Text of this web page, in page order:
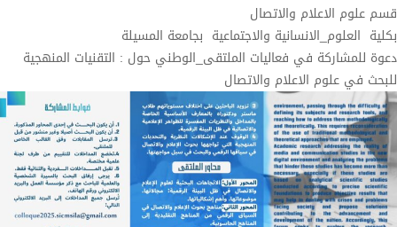
قسم علوم الاعلام والاتصال
بكلية العلوم_الانسانية والاجتماعية بجامعة المسيلة
دعوة للمشاركة في فعاليات الملتقى_الوطني حول : التقنيات المنهجية
للبحث في علوم الاعلام والاتصال